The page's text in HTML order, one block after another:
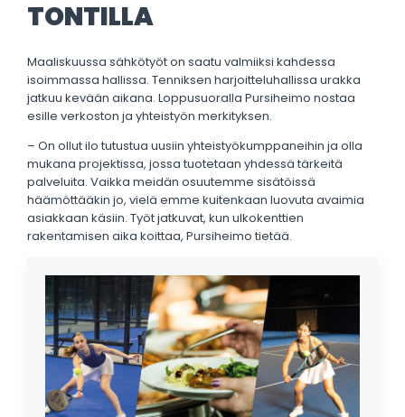
TONTILLA
Maaliskuussa sähkötyöt on saatu valmiiksi kahdessa
isoimmassa hallissa. Tenniksen harjoitteluhallissa urakka
jatkuu kevään aikana. Loppusuoralla Pursiheimo nostaa
esille verkoston ja yhteistyön merkityksen.
– On ollut ilo tutustua uusiin yhteistyökumppaneihin ja olla
mukana projektissa, jossa tuotetaan yhdessä tärkeitä
palveluita. Vaikka meidän osuutemme sisätöissä
häämöttääkin jo, vielä emme kuitenkaan luovuta avaimia
asiakkaan käsiin. Työt jatkuvat, kun ulkokenttien
rakentamisen aika koittaa, Pursiheimo tietää.